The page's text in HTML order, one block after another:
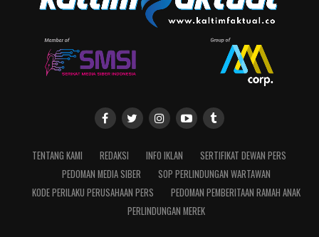
TENTANG KAMI REDAKSI INFO IKLAN
SERTIFIKAT DEWAN PERS
PEDOMAN MEDIA SIBER
SOP PERLINDUNGAN WARTAWAN
KODE PERILAKU PERUSAHAAN PERS
PEDOMAN PEMBERITAAN RAMAH ANAK
PERLINDUNGAN MEREK